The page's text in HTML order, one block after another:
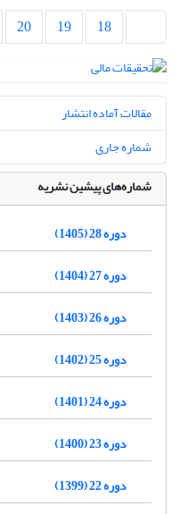
18
19
20
مقالات آماده انتشار
شماره جاری
شماره‌های پیشین نشریه
دوره 28 (1405)
دوره 27 (1404)
دوره 26 (1403)
دوره 25 (1402)
دوره 24 (1401)
دوره 23 (1400)
دوره 22 (1399)